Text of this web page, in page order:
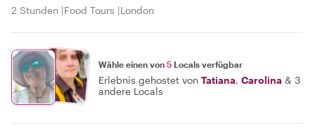
2 Stunden Food Tours London
Wähle einen von 5 Locals verfügbar
Erlebnis gehostet von Tatiana, Carolina & 3
andere Locals